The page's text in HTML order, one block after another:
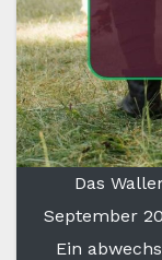
Das
September
Ein